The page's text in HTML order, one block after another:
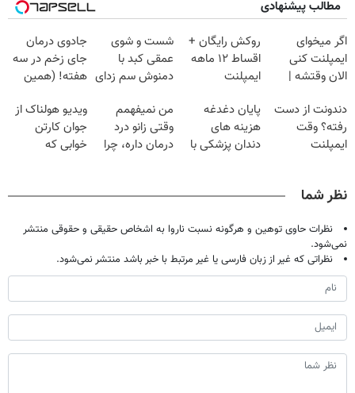
مطالب پیشنهادی
اگر میخوای
ایمپلنت کنی
الان وقتشه |
میلیون تومان!!!
روکش رایگان +
اقساط ۱۲ ماهه
ایمپلنت
شست و شوی
عمقی کبد با
دمنوش سم زدای
جادوی درمان
جای زخم در سه
هفته! (همین
صحبت کنید)
دندونت از دست
رفته؟ وقت
ایمپلنت
پایان دغدغه
هزینه های
دندان پزشکی با
من نمیفهمم
وقتی زانو درد
درمان داره، چرا
ویدیو هولناک از
جوان کارتن
خوابی که
نظر شما
نظرات حاوی توهین و هرگونه نسبت ناروا به اشخاص حقیقی و حقوقی منتشر
نمی‌شود.
نظراتی که غیر از زبان فارسی یا غیر مرتبط با خبر باشد منتشر نمی‌شود.